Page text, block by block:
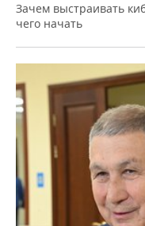
Зачем выстраивать
чего начать